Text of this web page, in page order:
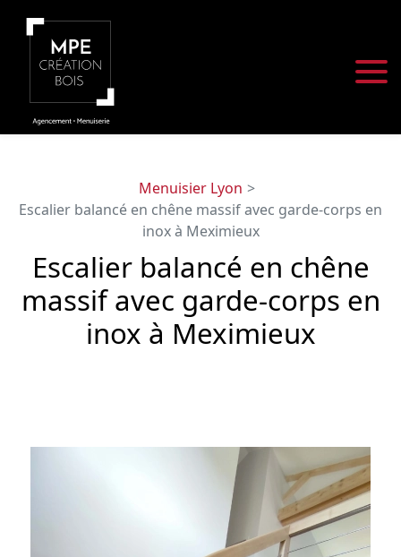
Menuisier Lyon
Escalier balancé en chêne massif avec garde-corps en
inox à Meximieux
Escalier balancé en chêne
massif avec garde-corps en
inox à Meximieux